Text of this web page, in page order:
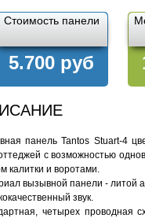
Стоимость панели
5.700 руб
панель Tantos Stuart-4
с возможностью
калитки и воротами.
вызывной панели - литой
звук.
четырех проводная